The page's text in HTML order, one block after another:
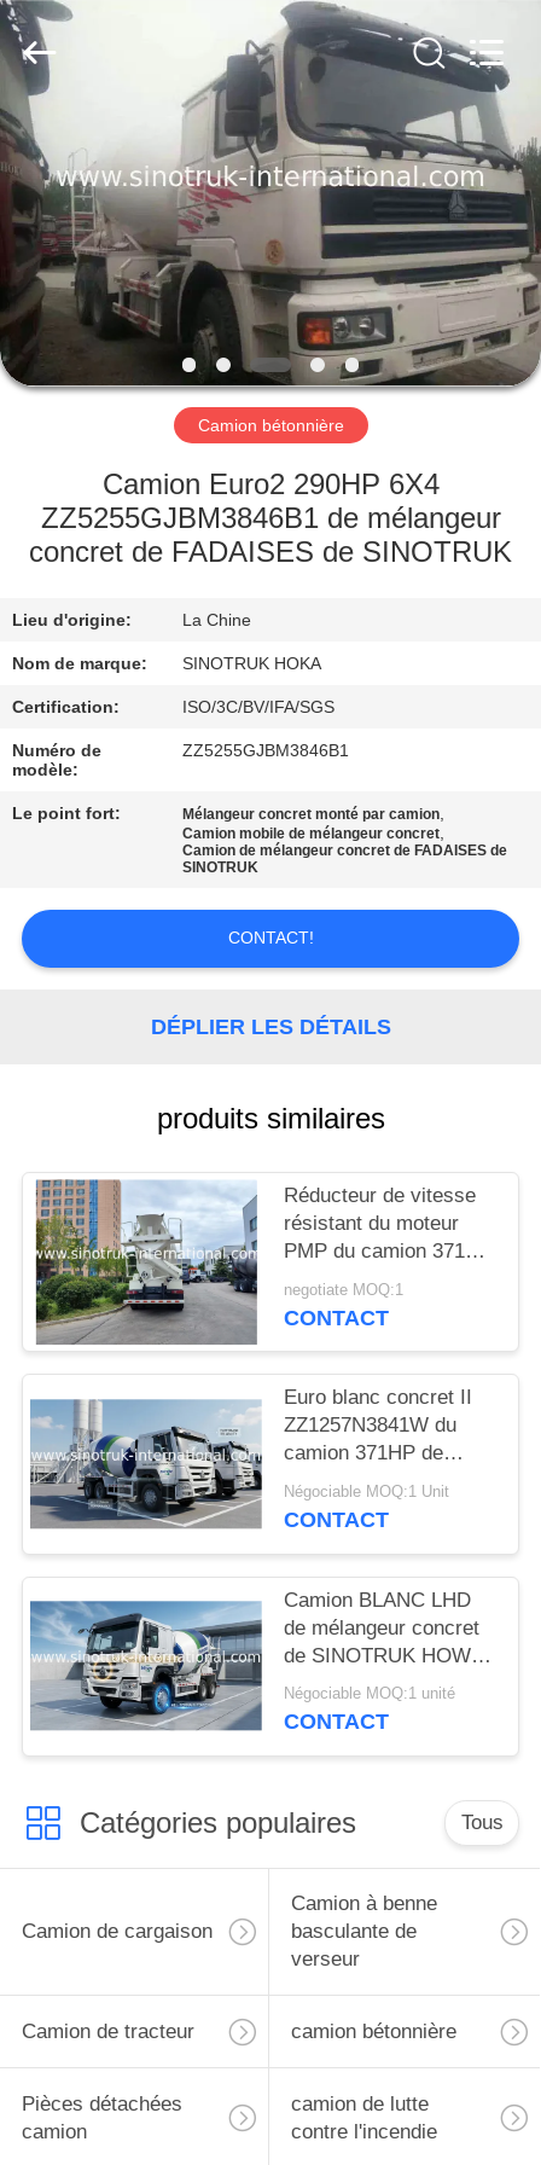
À
LA
MAISON
PRODUITS
À
PROPOS
VISITE
L'USINE
CONTRÔLE
DE
QUALITÉ
NOUS
CONTACTER
DEMANDEZ
PLAN
DU
SITE
POLITIQUE
DE
CONFIDENTIALITÉ
SINOTRUK
INTERNATIONAL
CO.,
LTD..
Rights
Reserved.
Camion bétonnière
Camion Euro2 290HP 6X4
ZZ5255GJBM3846B1 de mélangeur
concret de FADAISES de SINOTRUK
Lieu d'origine: La Chine
Nom de marque: SINOTRUK HOKA
Certification: ISO/3C/BV/IFA/SGS
Numéro de
modèle:
ZZ5255GJBM3846B1
Le point fort: Mélangeur concret monté par camion,
Camion mobile de mélangeur concret,
Camion de mélangeur concret de FADAISES de
SINOTRUK
CONTACT!
DÉPLIER LES DÉTAILS
produits similaires
Réducteur de vitesse
résistant du moteur
PMP du camion 371HP
de mélangeur concret
de HOWO 8x4 16m3
negotiate MOQ:1
CONTACT
Euro blanc concret II
ZZ1257N3841W du
camion 371HP de
mélangeur de HOWO
SINOTRUK
Négociable MOQ:1 Unit
CONTACT
Camion BLANC LHD
de mélangeur concret
de SINOTRUK HOWO
371HP
Négociable MOQ:1 unité
CONTACT
Catégories populaires Tous
Camion de cargaison
Camion à benne
basculante de
verseur
Camion de tracteur camion bétonnière
Pièces détachées
camion
camion de lutte
contre l'incendie